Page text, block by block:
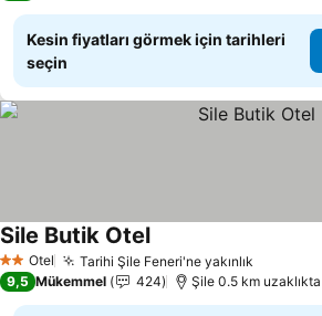
Kesin fiyatları görmek için tarihleri
seçin
2 Yıldız
Otel Tarihi Şile Feneri'ne yakınlık
Sile Butik Otel
9,5 Mükemmel 424 Şile 0.5 km uzaklıkta